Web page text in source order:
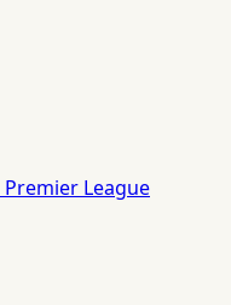
Premier League